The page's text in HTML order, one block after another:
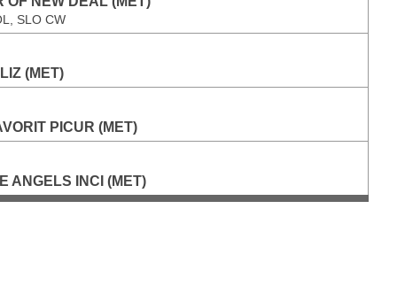
SLO CW
(MET)
PICUR (MET)
ANGELS INCI (MET)